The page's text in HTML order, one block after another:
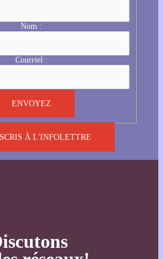
Nom :
Courriel :
À L'INFOLETTRE